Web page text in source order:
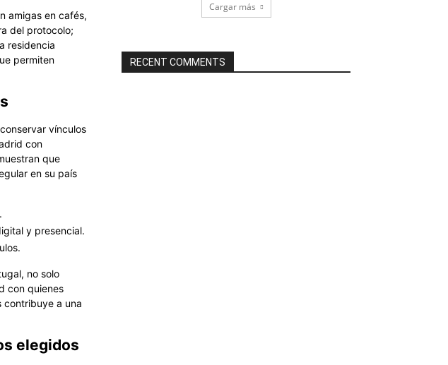
amigas en cafés,
del protocolo;
residencia
permiten
vínculos
con
que
en su país
y presencial.
no solo
con quienes
contribuye a una
elegidos
Cargar más
RECENT COMMENTS